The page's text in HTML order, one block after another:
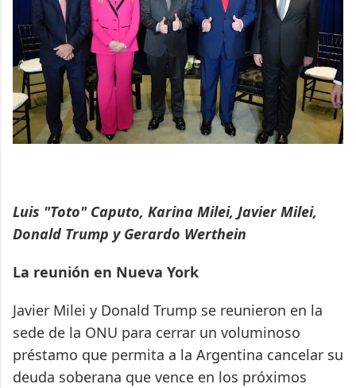
Luis "Toto" Caputo, Karina Milei, Javier Milei,
Donald Trump y Gerardo Werthein
La reunión en Nueva York
Javier Milei y Donald Trump se reunieron en la
sede de la ONU para cerrar un voluminoso
préstamo que permita a la Argentina cancelar su
deuda soberana que vence en los próximos